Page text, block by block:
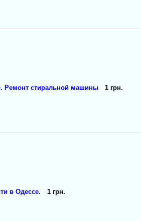
Ремонт стиральной машины 1 грн.
в Одессе. 1 грн.